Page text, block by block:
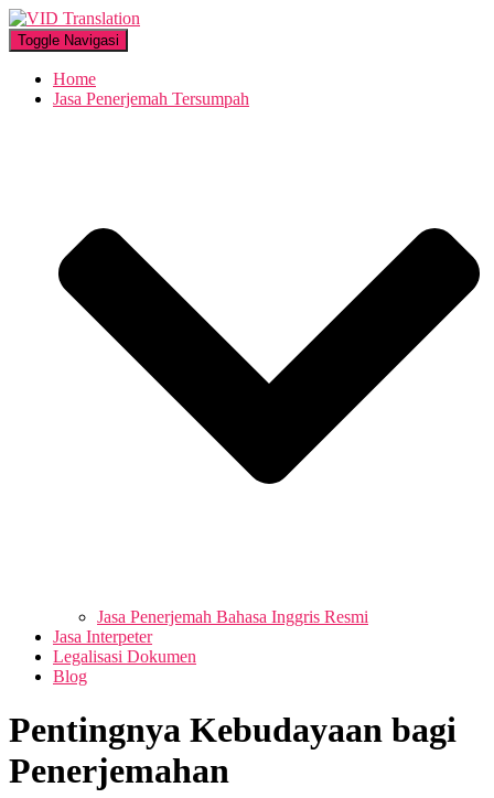
Toggle Navigasi
Home
Jasa Penerjemah Tersumpah
Jasa Penerjemah Bahasa Inggris Resmi
Jasa Interpeter
Legalisasi Dokumen
Blog
Pentingnya Kebudayaan bagi
Penerjemahan